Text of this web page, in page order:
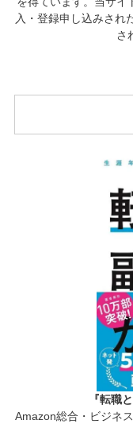
入・登録申し込みされ
さ
『転職
Amazon総合・ビジネ